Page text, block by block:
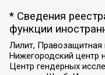
* Сведения
функции
Лилит, Правозащитная
Нижегородский центр
Центр гендерных